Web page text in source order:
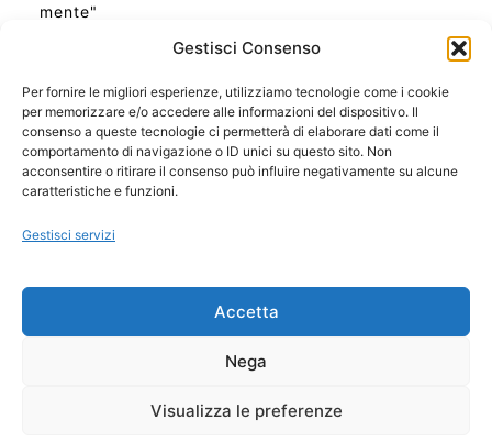
Gestisci Consenso
Per fornire le migliori esperienze, utilizziamo tecnologie come i cookie
per memorizzare e/o accedere alle informazioni del dispositivo. Il
consenso a queste tecnologie ci permetterà di elaborare dati come il
comportamento di navigazione o ID unici su questo sito. Non
acconsentire o ritirare il consenso può influire negativamente su alcune
caratteristiche e funzioni.
Gestisci servizi
Accetta
Nega
Visualizza le preferenze
mente"
Ora Esatta in Italia in questo momento
Ti Senti Strano Ultimamente? Potrebbe Essere per
la Risonanza di Schumann
Come Sapere Se Stai Ascendendo alla Quinta
Copyright 2026 NotiziePlus.com
📰 Contenuto Umano Verificato
Privacy Coockie
Pubblicità